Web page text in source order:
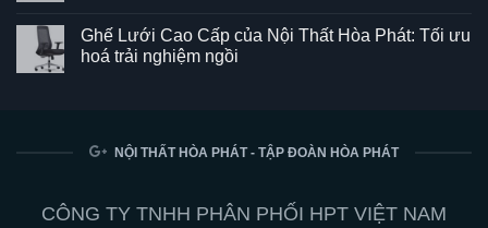
–
Kết
hợp
và
không
gian
bình
luận
ở
chuyên
chân
di
Ghế Lưới Cao Cấp của Nội Thất Hòa Phát: Tối ưu
hoá trải nghiệm ngồi
Ghế
của
Nội
NỘI THẤT HÒA PHÁT - TẬP ĐOÀN HÒA PHÁT
CÔNG TY TNHH PHÂN PHỐI HPT VIỆT NAM